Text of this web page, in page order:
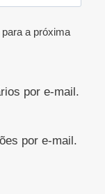
a próxima
por e-mail.
por e-mail.